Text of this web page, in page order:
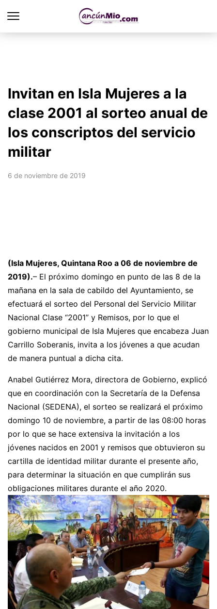
Invitan en Isla Mujeres a la
clase 2001 al sorteo anual de
los conscriptos del servicio
militar
6 de noviembre de 2019
(Isla Mujeres, Quintana Roo a 06 de noviembre de
2019).– El próximo domingo en punto de las 8 de la
mañana en la sala de cabildo del Ayuntamiento, se
efectuará el sorteo del Personal del Servicio Militar
Nacional Clase “2001” y Remisos, por lo que el
gobierno municipal de Isla Mujeres que encabeza Juan
Carrillo Soberanis, invita a los jóvenes a que acudan
de manera puntual a dicha cita.
Anabel Gutiérrez Mora, directora de Gobierno, explicó
que en coordinación con la Secretaría de la Defensa
Nacional (SEDENA), el sorteo se realizará el próximo
domingo 10 de noviembre, a partir de las 08:00 horas
por lo que se hace extensiva la invitación a los
jóvenes nacidos en 2001 y remisos que obtuvieron su
cartilla de identidad militar durante el presente año,
para determinar la situación en que cumplirán sus
obligaciones militares durante el año 2020.